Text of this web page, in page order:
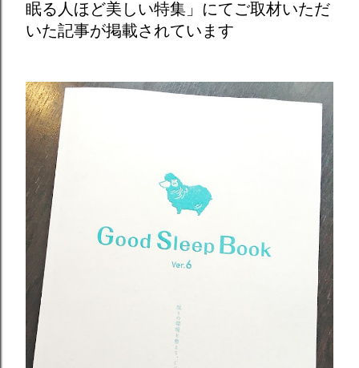
眠る人ほど美しい特集」にてご取材いただ
いた記事が掲載されています